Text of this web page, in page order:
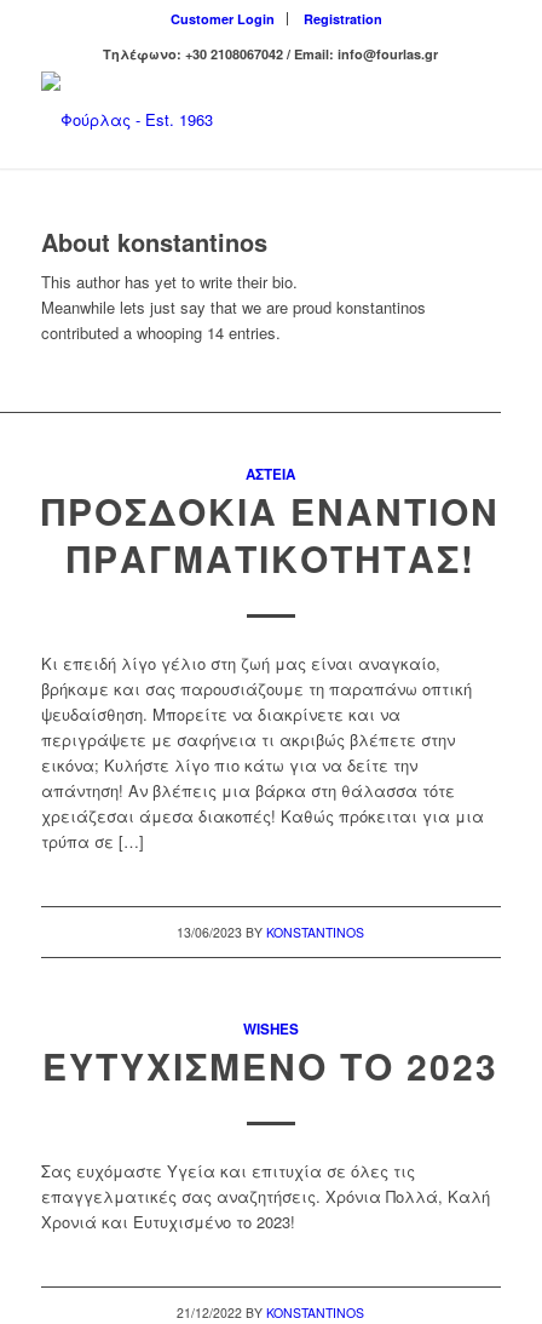
Customer Login
Registration
Τηλέφωνο: +30 2108067042 / Email: info@fourlas.gr
About konstantinos
This author has yet to write their bio.
Meanwhile lets just say that we are proud konstantinos
contributed a whooping 14 entries.
ΑΣΤΕΊΑ
ΠΡΟΣΔΟΚΊΑ ΕΝΑΝΤΊΟΝ
ΠΡΑΓΜΑΤΙΚΌΤΗΤΑΣ!
Κι επειδή λίγο γέλιο στη ζωή μας είναι αναγκαίο,
βρήκαμε και σας παρουσιάζουμε τη παραπάνω οπτική
ψευδαίσθηση. Μπορείτε να διακρίνετε και να
περιγράψετε με σαφήνεια τι ακριβώς βλέπετε στην
εικόνα; Κυλήστε λίγο πιο κάτω για να δείτε την
απάντηση! Αν βλέπεις μια βάρκα στη θάλασσα τότε
χρειάζεσαι άμεσα διακοπές! Καθώς πρόκειται για μια
τρύπα σε […]
13/06/2023 BYKONSTANTINOS
WISHES
ΕΥΤΥΧΙΣΜΈΝΟ ΤΟ 2023
Σας ευχόμαστε Υγεία και επιτυχία σε όλες τις
επαγγελματικές σας αναζητήσεις. Χρόνια Πολλά, Καλή
Χρονιά και Ευτυχισμένο το 2023!
21/12/2022 BYKONSTANTINOS